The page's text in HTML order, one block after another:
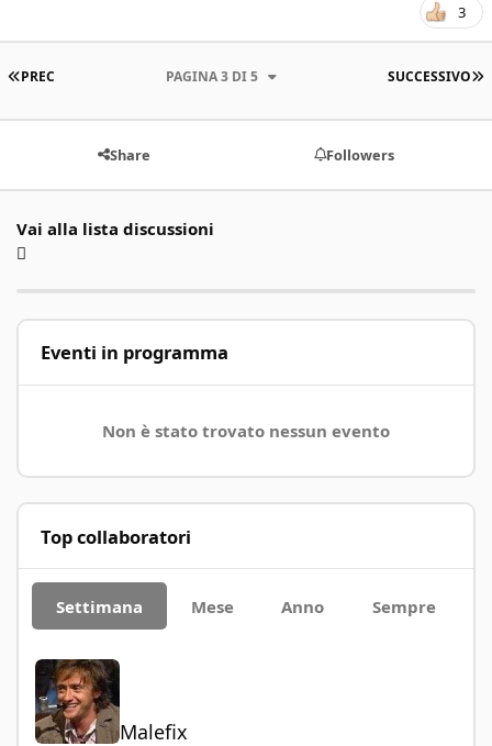
3
PRIMA PAGINA
PREC SUCCESSIVO
PAGINA 3 DI 5
Share Followers
Vai alla lista discussioni
Eventi in programma
Non è stato trovato nessun evento
Top collaboratori
Settimana Mese Anno Sempre
Malefix
Malefix